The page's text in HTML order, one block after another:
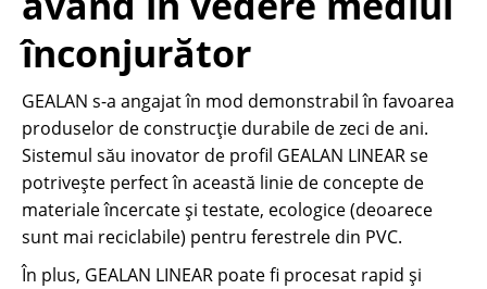
înconjurător
GEALAN s-a angajat în mod demonstrabil în favoarea
produselor de construcție durabile de zeci de ani.
Sistemul său inovator de profil GEALAN LINEAR se
potrivește perfect în această linie de concepte de
materiale încercate și testate, ecologice (deoarece
sunt mai reciclabile) pentru ferestrele din PVC.
În plus, GEALAN LINEAR poate fi procesat rapid și